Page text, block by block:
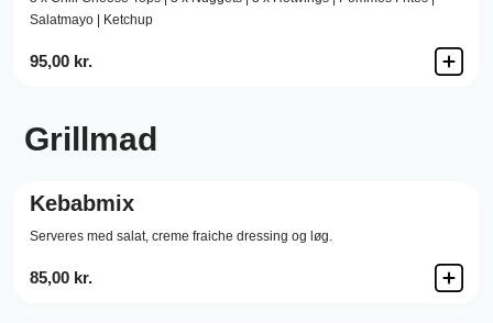
Salatmayo | Ketchup
95,00 kr.
Grillmad
Kebabmix
Serveres med salat, creme fraiche dressing og løg.
85,00 kr.